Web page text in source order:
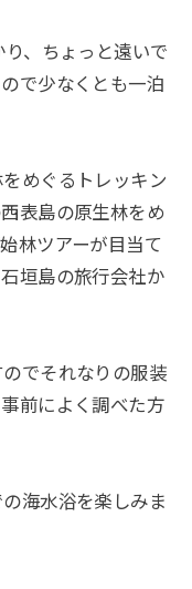
、ちょっと遠いで
で少なくとも一泊
めぐるトレッキン
表島の原生林をめ
林ツアーが目当て
垣島の旅行会社か
でそれなりの服装
前によく調べた方
海水浴を楽しみま